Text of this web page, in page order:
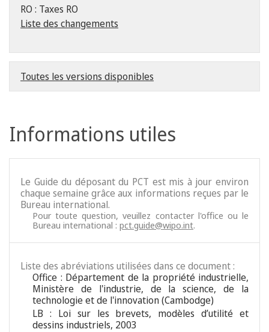
RO : Taxes RO
Liste des changements
Toutes les versions disponibles
Informations utiles
Le Guide du déposant du PCT est mis à jour environ
chaque semaine grâce aux informations reçues par le
Bureau international.
Pour toute question, veuillez contacter l'office ou le
Bureau international : pct.guide@wipo.int.
Liste des abréviations utilisées dans ce document :
Office : Département de la propriété industrielle,
Ministère de l'industrie, de la science, de la
technologie et de l'innovation (Cambodge)
LB : Loi sur les brevets, modèles d’utilité et
dessins industriels, 2003